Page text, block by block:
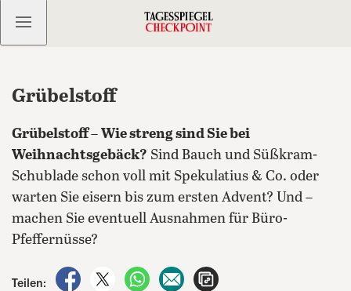
Kostenlos anmelden
Grübelstoff
Grübelstoff– Wie streng sind Sie bei
Weihnachtsgebäck? Sind Bauch und Süßkram-
Schublade schon voll mit Spekulatius & Co. oder
warten Sie eisern bis zum ersten Advent? Und –
machen Sie eventuell Ausnahmen für Büro-
Pfeffernüsse?
Teilen:
auf Facebook teilen
auf X teilenper WhatsApp teilen
per E-Mail teilen